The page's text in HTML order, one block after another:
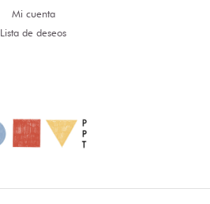
Mi cuenta
Lista de deseos